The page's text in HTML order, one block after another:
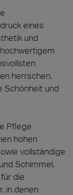
eines
und
herrschen,
Schönheit und
Pflege
hohen
vollständige
Schimmel.
die
in denen